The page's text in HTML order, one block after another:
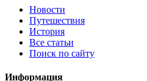
Новости
Путешествия
История
Все статьи
Поиск по сайту
Информация